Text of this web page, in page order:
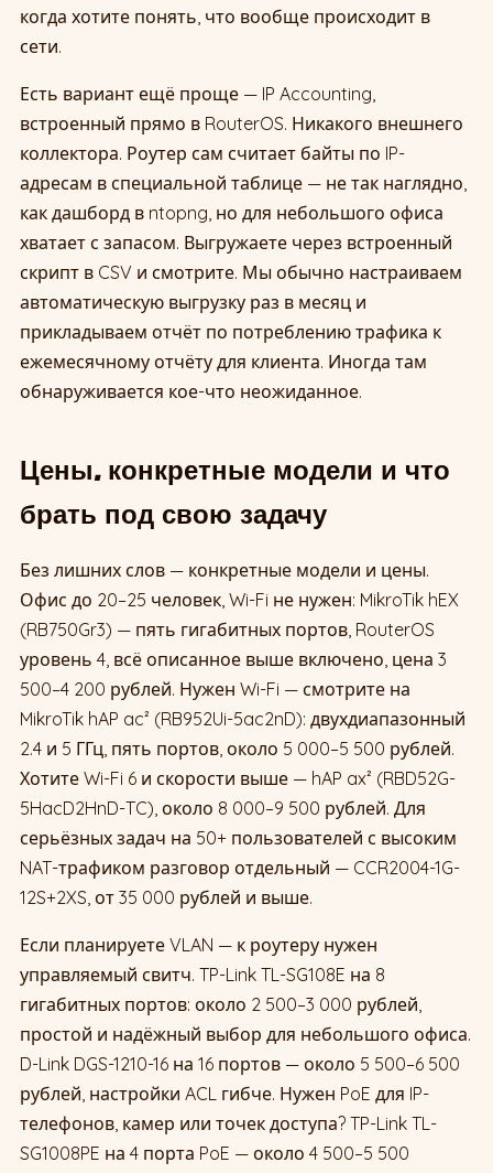
когда хотите понять, что вообще происходит в
сети.
Есть вариант ещё проще — IP Accounting,
встроенный прямо в RouterOS. Никакого внешнего
коллектора. Роутер сам считает байты по IP-
адресам в специальной таблице — не так наглядно,
как дашборд в ntopng, но для небольшого офиса
хватает с запасом. Выгружаете через встроенный
скрипт в CSV и смотрите. Мы обычно настраиваем
автоматическую выгрузку раз в месяц и
прикладываем отчёт по потреблению трафика к
ежемесячному отчёту для клиента. Иногда там
обнаруживается кое-что неожиданное.
Цены, конкретные модели и что
брать под свою задачу
Без лишних слов — конкретные модели и цены.
Офис до 20–25 человек, Wi-Fi не нужен: MikroTik hEX
(RB750Gr3) — пять гигабитных портов, RouterOS
уровень 4, всё описанное выше включено, цена 3
500–4 200 рублей. Нужен Wi-Fi — смотрите на
MikroTik hAP ac² (RB952Ui-5ac2nD): двухдиапазонный
2.4 и 5 ГГц, пять портов, около 5 000–5 500 рублей.
Хотите Wi-Fi 6 и скорости выше — hAP ax² (RBD52G-
5HacD2HnD-TC), около 8 000–9 500 рублей. Для
серьёзных задач на 50+ пользователей с высоким
NAT-трафиком разговор отдельный — CCR2004-1G-
12S+2XS, от 35 000 рублей и выше.
Если планируете VLAN — к роутеру нужен
управляемый свитч. TP-Link TL-SG108E на 8
гигабитных портов: около 2 500–3 000 рублей,
простой и надёжный выбор для небольшого офиса.
D-Link DGS-1210-16 на 16 портов — около 5 500–6 500
рублей, настройки ACL гибче. Нужен PoE для IP-
телефонов, камер или точек доступа? TP-Link TL-
SG1008PE на 4 порта PoE — около 4 500–5 500